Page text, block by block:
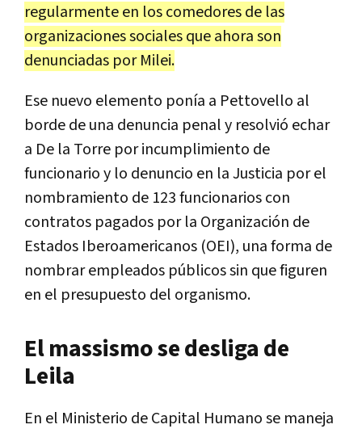
regularmente en los comedores de las
organizaciones sociales que ahora son
denunciadas por Milei.
Ese nuevo elemento ponía a Pettovello al
borde de una denuncia penal y resolvió echar
a De la Torre por incumplimiento de
funcionario y lo denuncio en la Justicia por el
nombramiento de 123 funcionarios con
contratos pagados por la Organización de
Estados Iberoamericanos (OEI), una forma de
nombrar empleados públicos sin que figuren
en el presupuesto del organismo.
El massismo se desliga de
Leila
En el Ministerio de Capital Humano se maneja